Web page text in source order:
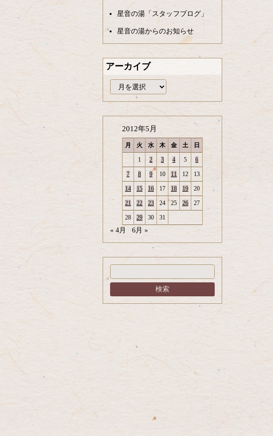
星音の湯「スタッフブログ」
星音の湯からのお知らせ
アーカイブ
ー
カ
イ
2012年5月
月 火 水 木 金 土 日
1 2 3 4 5 6
7 8 9 10 11 12 13
14 15 16 17 18 19 20
21 22 23 24 25 26 27
28 29 30 31
« 4月 6月 »